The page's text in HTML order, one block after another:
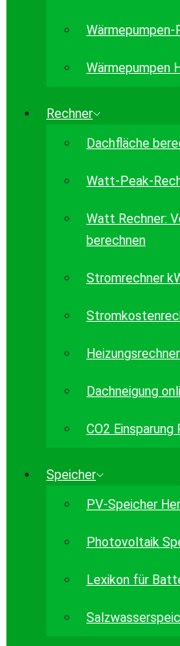
Wärmepumpen-
Wärmepumpen
Rechner
Dachfläche
Watt-Peak-
Watt Rechner:
berechnen
Stromrechner
Heizungsrechner
Dachneigung
CO2 Einsparung
Speicher
PV-Speicher
Photovoltaik
Lexikon für